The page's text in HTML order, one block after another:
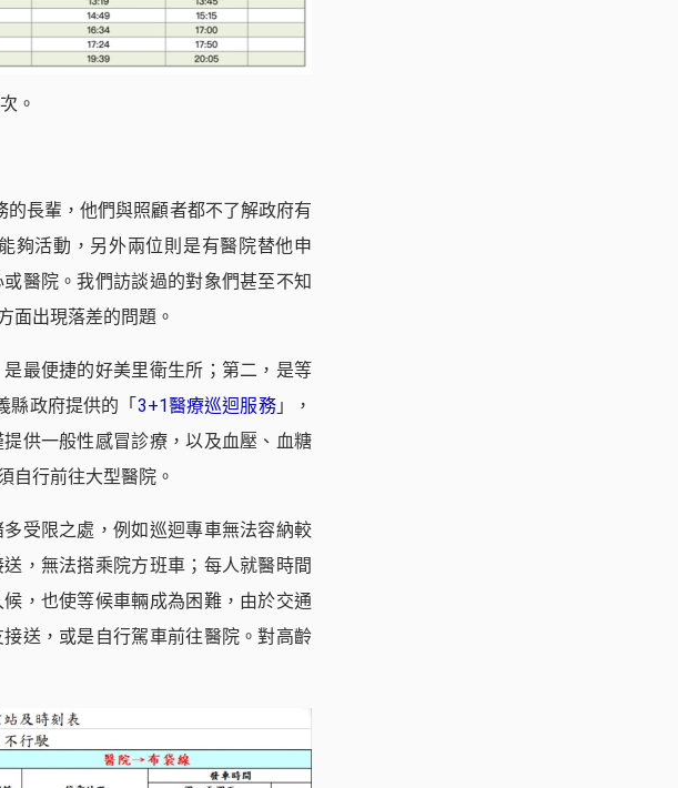
。
長輩，他們與照顧者都不了解政府有
夠活動，另外兩位則是有醫院替他申
醫院。我們訪談過的對象們甚至不知
面出現落差的問題。
最便捷的好美里衛生所；第二，是等
縣政府提供的「 3+1醫療巡迴服務」，
供一般性感冒診療，以及血壓、血糖
自行前往大型醫院。
受限之處，例如巡迴專車無法容納較
，無法搭乘院方班車；每人就醫時間
，也使等候車輛成為困難，由於交通
送，或是自行駕車前往醫院。對高齡